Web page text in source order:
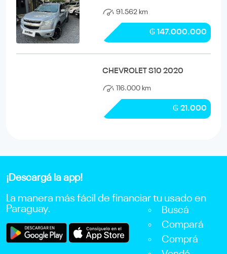
91.562 km
₲ 147.000.000
CHEVROLET S10 2020
116.000 km
₲ 21.000
¡Descargá la app!
La manera más fácil de financiar tu usado en
Paraguay.
Buscá
Compará
Comprá